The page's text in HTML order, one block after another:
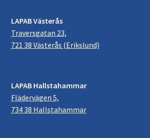
LAPAB Västerås
Traversgatan 23,
721 38 Västerås (Erikslund)
LAPAB Hallstahammar
Flädervägen 5,
734 38 Hallstahammar